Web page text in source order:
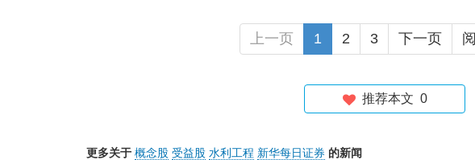
上一页 1 2 3 下一页
推荐本文 0
更多关于 概念股 受益股 水利工程 新华每日证券 的新闻